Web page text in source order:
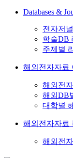
Databases &
전자저
학술DB
주제별
해외전자자료
해외전
해외DB
대학별
해외전자자료
해외전